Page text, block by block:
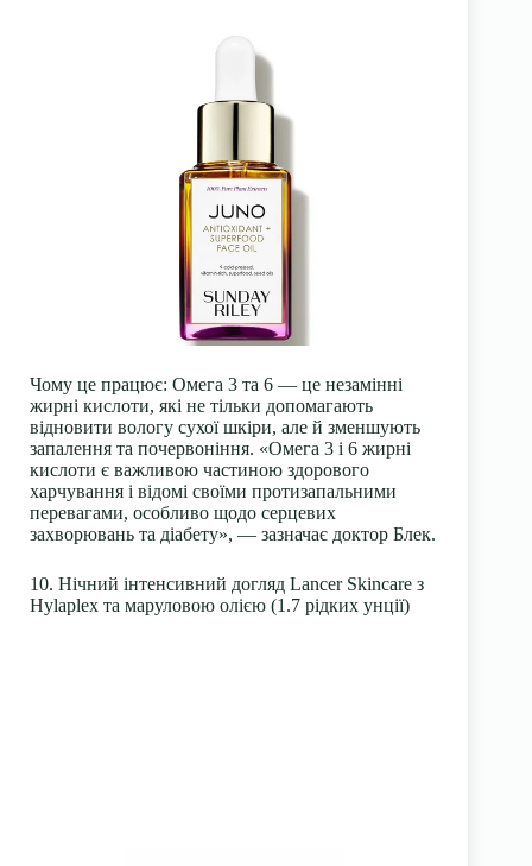
Чому це працює: Омега 3 та 6 — це незамінні
жирні кислоти, які не тільки допомагають
відновити вологу сухої шкіри, але й зменшують
запалення та почервоніння. «Омега 3 і 6 жирні
кислоти є важливою частиною здорового
харчування і відомі своїми протизапальними
перевагами, особливо щодо серцевих
захворювань та діабету», — зазначає доктор Блек.
10. Нічний інтенсивний догляд Lancer Skincare з
Hylaplex та маруловою олією (1.7 рідких унції)